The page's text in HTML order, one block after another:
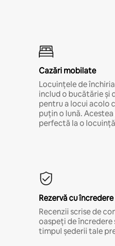
Cazări mobilate
Locuințele de
includ o bucătărie și
pentru a locui acolo
puțin o lună.
perfectă la o
Rezervă cu încredere
Recenzii scrise de
oaspeți de încredere
timpul șederii tale